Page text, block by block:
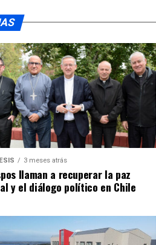
3 meses atrás
llaman a recuperar la paz
y el diálogo político en Chile